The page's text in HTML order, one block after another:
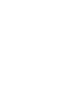
špekulujú
do